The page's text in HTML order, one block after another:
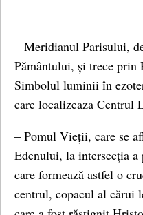
– Meridianul Parisului,
Pământului, și trece prin
Simbolul luminii în
care localizeaza Centrul
– Pomul Vieții, care se
Edenului, la intersecția
care formează astfel o
centrul, copacul al cărui